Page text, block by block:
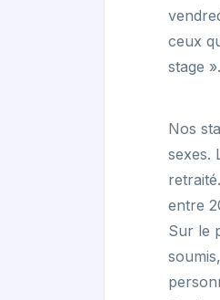
ceux
stage ».
Nos
sexes.
entre
Sur le